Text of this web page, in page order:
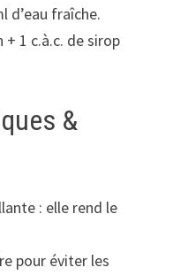
d’eau fraîche.
1 c.à.c. de sirop
&
: elle rend le
pour éviter les